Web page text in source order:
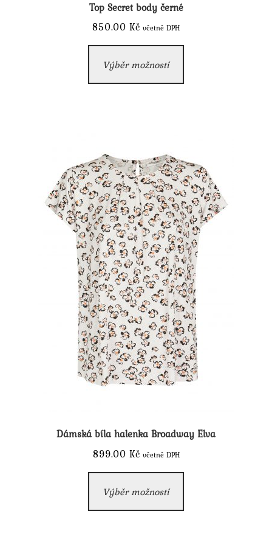
Top Secret body černé
850.00 Kč včetně DPH
Výběr možností
má
vybrat
na
stránce
produktu
Dámská bíla halenka Broadway Elva
899.00 Kč včetně DPH
Výběr možností
má